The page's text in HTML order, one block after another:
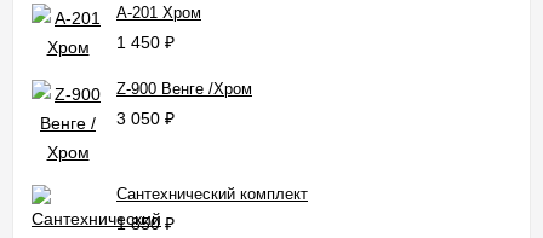
A-201 Хром
1 450 ₽
Z-900 Венге /Хром
3 050 ₽
Сантехнический комплект
1 850₽